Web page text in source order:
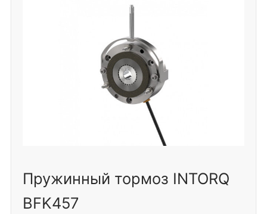
Пружинный тормоз INTORQ
BFK457